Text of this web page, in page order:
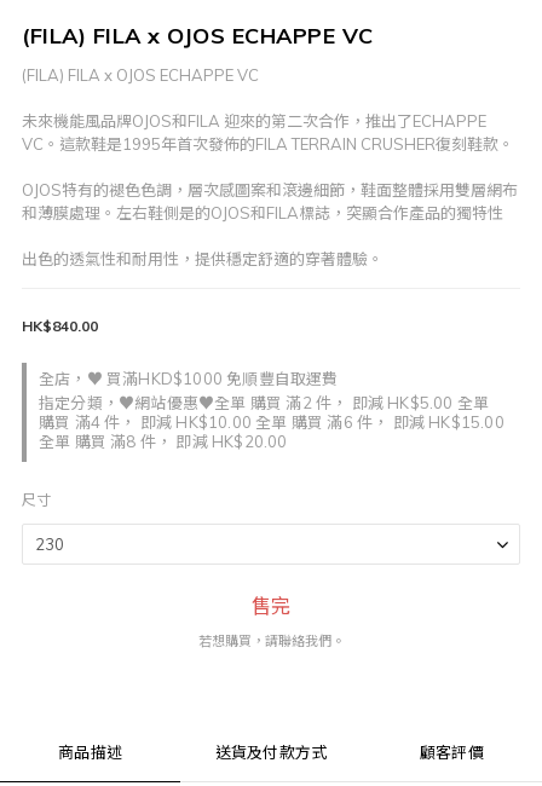
(FILA) FILA x OJOS ECHAPPE VC
(FILA) FILA x OJOS ECHAPPE VC
未來機能風品牌OJOS和FILA 迎來的第二次合作，推出了ECHAPPE
VC。這款鞋是1995年首次發佈的FILA TERRAIN CRUSHER復刻鞋款。
OJOS特有的褪色色調，層次感圖案和滾邊細節，鞋面整體採用雙層網布
和薄膜處理。左右鞋側是的OJOS和FILA標誌，突顯合作產品的獨特性
出色的透氣性和耐用性，提供穩定舒適的穿著體驗。
全店，♥ 買滿HKD$1000 免順豐自取運費
指定分類，♥網站優惠♥全單 購買 滿2 件， 即減 HK$5.00 全單
購買 滿4 件， 即減 HK$10.00 全單 購買 滿6 件， 即減 HK$15.00
全單 購買 滿8 件， 即減 HK$20.00
HK$840.00
尺寸
售完
若想購買，請聯絡我們。
商品描述 送貨及付款方式 顧客評價